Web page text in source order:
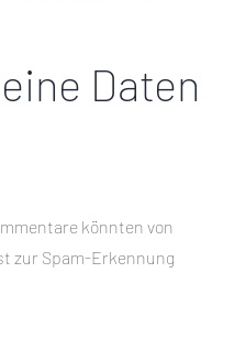
Daten
könnten von
zur Spam-Erkennung